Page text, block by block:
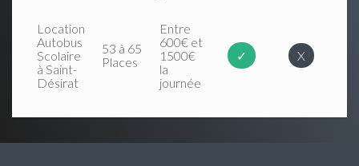
Location
Autobus
Scolaire
à Saint-
Désirat
53 à 65
Places
Entre
600€ et
1500€
la
journée
✓ X